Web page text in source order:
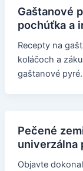
Gaštanové
pochúťka a
Recepty na
koláčoch a
gaštanové
Pečené
univerzálna
Objavte